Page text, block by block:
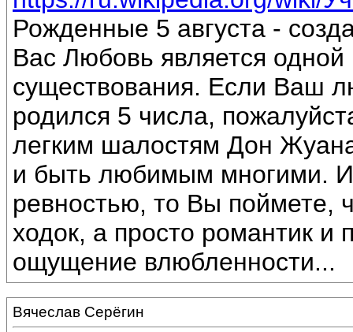
Рожденные 5 августа -
Вас Любовь является
существования. Если Ваш
родился 5 числа,
легким шалостям Дон
и быть любимым многими.
ревностью, то Вы
ходок, а просто романтик и
ощущение влюбленности...
Вячеслав Серёгин